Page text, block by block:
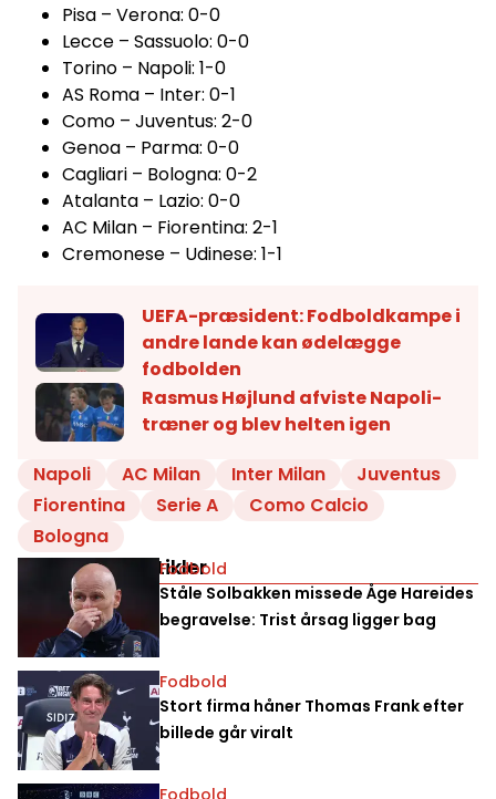
Pisa – Verona: 0-0
Lecce – Sassuolo: 0-0
Torino – Napoli: 1-0
AS Roma – Inter: 0-1
Como – Juventus: 2-0
Genoa – Parma: 0-0
Cagliari – Bologna: 0-2
Atalanta – Lazio: 0-0
AC Milan – Fiorentina: 2-1
Cremonese – Udinese: 1-1
UEFA-præsident: Fodboldkampe i
andre lande kan ødelægge
fodbolden
Rasmus Højlund afviste Napoli-
træner og blev helten igen
Napoli
AC Milan Inter Milan
Juventus
Fiorentina
Serie A
Como Calcio
Bologna
Relaterede artikler
Fodbold
Ståle Solbakken missede Åge Hareides
begravelse: Trist årsag ligger bag
Fodbold
Stort firma håner Thomas Frank efter
billede går viralt
Fodbold